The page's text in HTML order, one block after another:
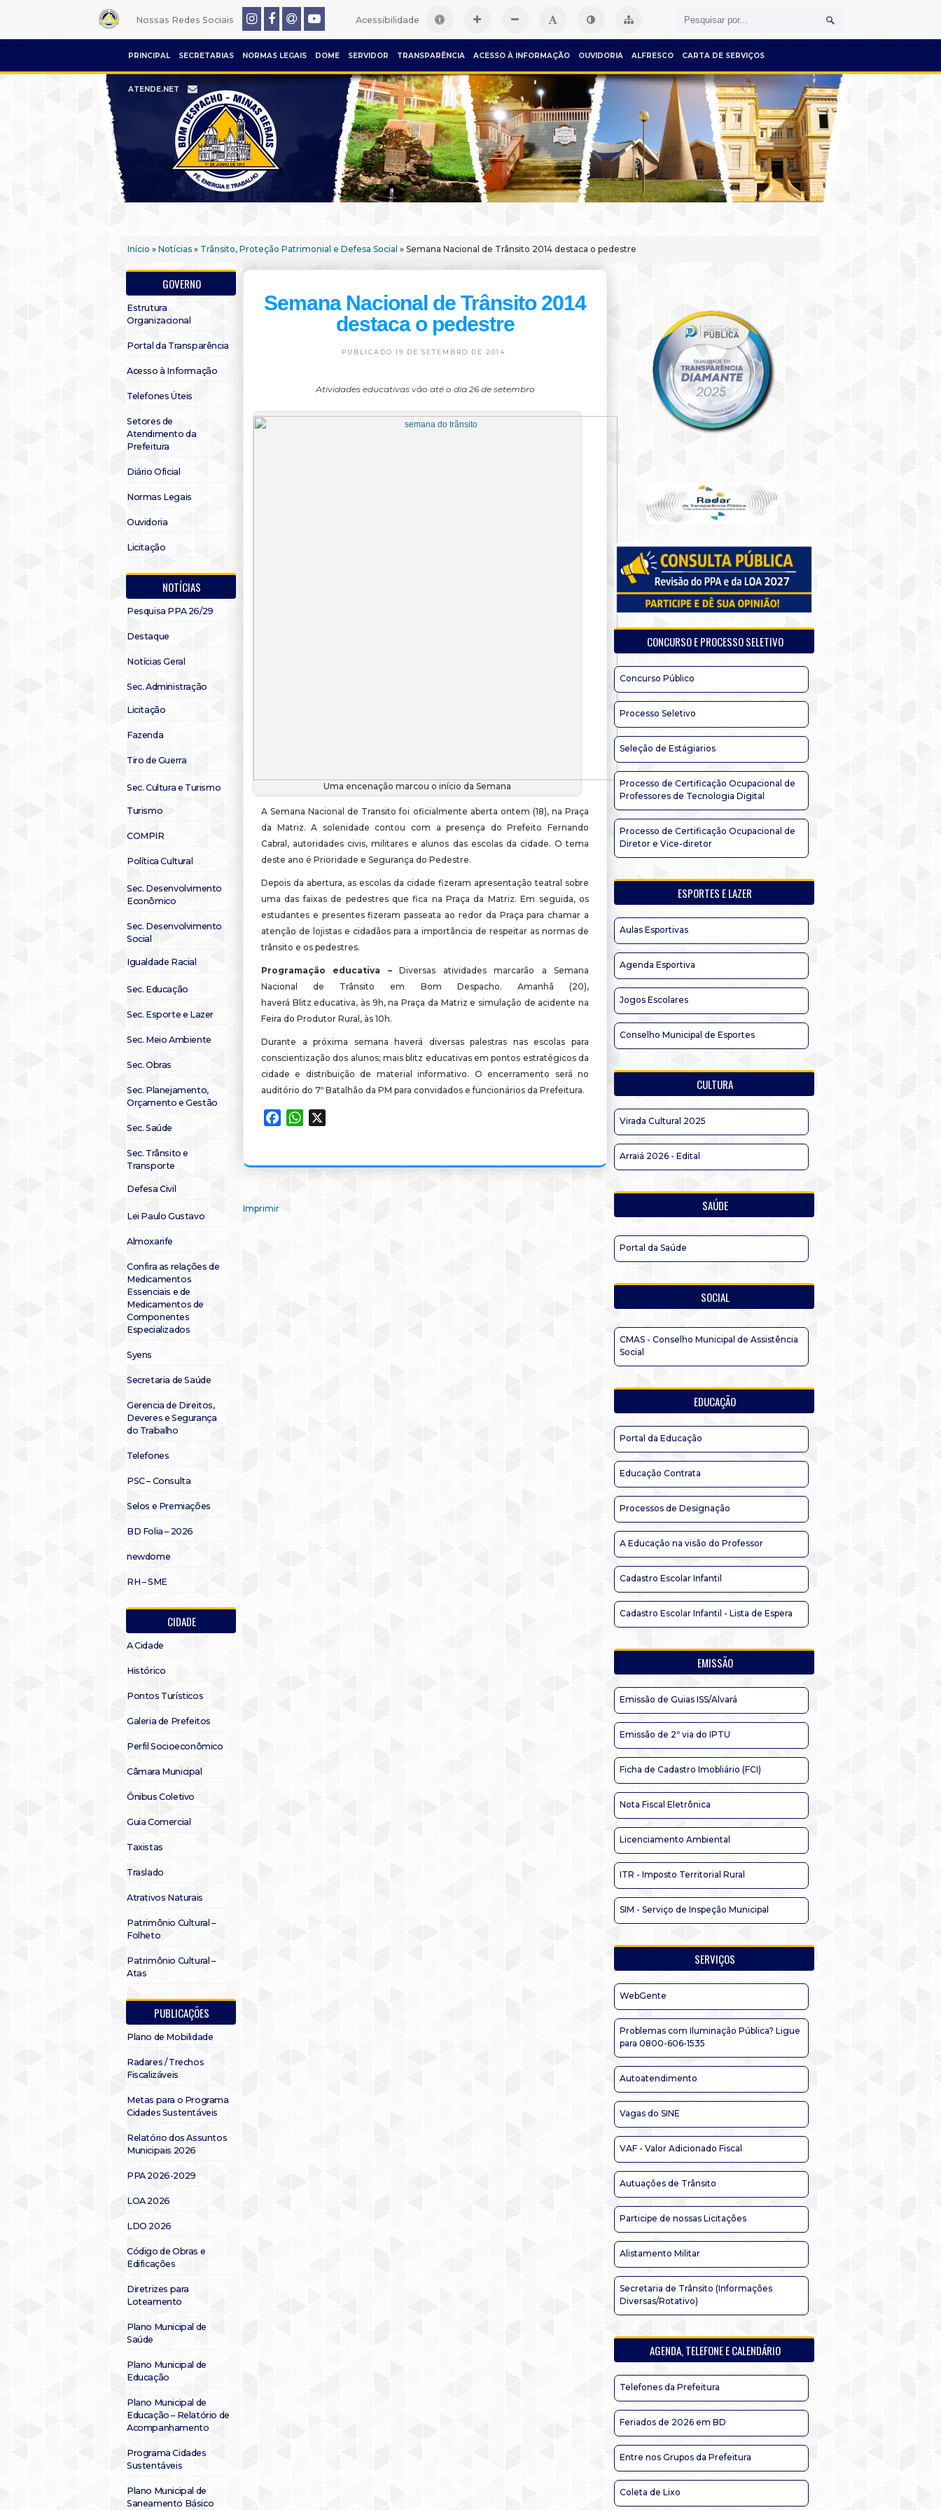
Nossas Redes Sociais Acessibilidade
PRINCIPAL SECRETARIAS NORMAS LEGAIS DOME SERVIDOR TRANSPARÊNCIA ACESSO À INFORMAÇÃO OUVIDORIA ALFRESCO CARTA DE SERVIÇOS
ATENDE.NET
Início » Notícias » Trânsito, Proteção Patrimonial e Defesa Social » Semana Nacional de Trânsito 2014 destaca o pedestre
GOVERNO
Estrutura
Organizacional
Portal da Transparência
Acesso à Informação
Telefones Úteis
Setores de
Atendimento da
Prefeitura
Diário Oficial
Normas Legais
Ouvidoria
Licitação
NOTÍCIAS
Pesquisa PPA 26/29
Destaque
Notícias Geral
Sec. Administração
Licitação
Fazenda
Tiro de Guerra
Sec. Cultura e Turismo
Turismo
COMPIR
Política Cultural
Sec. Desenvolvimento
Econômico
Sec. Desenvolvimento
Social
Igualdade Racial
Sec. Educação
Sec. Esporte e Lazer
Sec. Meio Ambiente
Sec. Obras
Sec. Planejamento,
Orçamento e Gestão
Sec. Saúde
Sec. Trânsito e
Transporte
Defesa Civil
Lei Paulo Gustavo
Almoxarife
Confira as relações de
Medicamentos
Essenciais e de
Medicamentos de
Componentes
Especializados
Syens
Secretaria de Saúde
Gerencia de Direitos,
Deveres e Segurança
do Trabalho
Telefones
PSC – Consulta
Selos e Premiações
BD Folia – 2026
newdome
RH – SME
CIDADE
A Cidade
Histórico
Pontos Turísticos
Galeria de Prefeitos
Perfil Socioeconômico
Câmara Municipal
Ônibus Coletivo
Guia Comercial
Taxistas
Traslado
Atrativos Naturais
Patrimônio Cultural –
Folheto
Patrimônio Cultural –
Atas
PUBLICAÇÕES
Plano de Mobilidade
Radares / Trechos
Fiscalizáveis
Metas para o Programa
Cidades Sustentáveis
Relatório dos Assuntos
Municipais 2026
PPA 2026-2029
LOA 2026
LDO 2026
Código de Obras e
Edificações
Diretrizes para
Loteamento
Plano Municipal de
Saúde
Plano Municipal de
Educação
Plano Municipal de
Educação – Relatório de
Acompanhamento
Programa Cidades
Sustentáveis
Plano Municipal de
Saneamento Básico
Semana Nacional de Trânsito 2014
destaca o pedestre
PUBLICADO 19 DE SETEMBRO DE 2014.
Atividades educativas vão até o dia 26 de setembro
Uma encenação marcou o início da Semana
A Semana Nacional de Transito foi oficialmente aberta ontem (18), na Praça
da Matriz. A solenidade contou com a presença do Prefeito Fernando
Cabral, autoridades civis, militares e alunos das escolas da cidade. O tema
deste ano é Prioridade e Segurança do Pedestre.
Depois da abertura, as escolas da cidade fizeram apresentação teatral sobre
uma das faixas de pedestres que fica na Praça da Matriz. Em seguida, os
estudantes e presentes fizeram passeata ao redor da Praça para chamar a
atenção de lojistas e cidadãos para a importância de respeitar as normas de
trânsito e os pedestres.
Programação educativa –Diversas atividades marcarão a Semana
Nacional de Trânsito em Bom Despacho. Amanhã (20),
haverá Blitz educativa, às 9h, na Praça da Matriz e simulação de acidente na
Feira do Produtor Rural, às 10h.
Durante a próxima semana haverá diversas palestras nas escolas para
conscientização dos alunos; mais blitz educativas em pontos estratégicos da
cidade e distribuição de material informativo. O encerramento será no
auditório do 7º Batalhão da PM para convidados e funcionários da Prefeitura.
FacebookWhatsApp
Imprimir
CONCURSO E PROCESSO SELETIVO
Concurso Público
Processo Seletivo
Seleção de Estágiarios
Processo de Certificação Ocupacional de
Professores de Tecnologia Digital
Processo de Certificação Ocupacional de
Diretor e Vice-diretor
ESPORTES E LAZER
Aulas Esportivas
Agenda Esportiva
Jogos Escolares
Conselho Municipal de Esportes
CULTURA
Virada Cultural 2025
Arraiá 2026 - Edital
SAÚDE
Portal da Saúde
SOCIAL
CMAS - Conselho Municipal de Assistência
Social
EDUCAÇÃO
Portal da Educação
Educação Contrata
Processos de Designação
A Educação na visão do Professor
Cadastro Escolar Infantil
Cadastro Escolar Infantil - Lista de Espera
EMISSÃO
Emissão de Guias ISS/Alvará
Emissão de 2ª via do IPTU
Ficha de Cadastro Imobliário (FCI)
Nota Fiscal Eletrônica
Licenciamento Ambiental
ITR - Imposto Territorial Rural
SIM - Serviço de Inspeção Municipal
SERVIÇOS
WebGente
Problemas com Iluminação Pública? Ligue
para 0800-606-1535
Autoatendimento
Vagas do SINE
VAF - Valor Adicionado Fiscal
Autuações de Trânsito
Participe de nossas Licitações
Alistamento Militar
Secretaria de Trânsito (Informações
Diversas/Rotativo)
AGENDA, TELEFONE E CALENDÁRIO
Telefones da Prefeitura
Feriados de 2026 em BD
Entre nos Grupos da Prefeitura
Coleta de Lixo